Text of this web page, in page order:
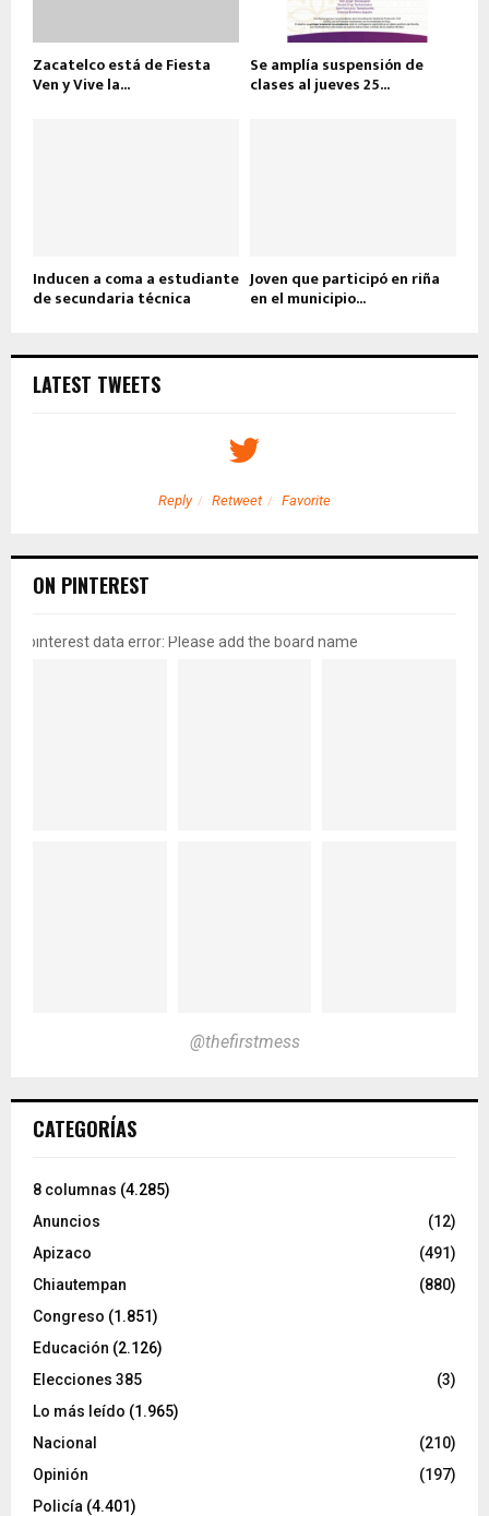
Zacatelco está de Fiesta
Ven y Vive la...
Se amplía suspensión de
clases al jueves 25...
Inducen a coma a estudiante
de secundaria técnica
Joven que participó en riña
en el municipio...
LATEST TWEETS
Reply Retweet Favorite
ON PINTEREST
pinterest data error: Please add the board name
@thefirstmess
CATEGORÍAS
8 columnas (4.285)
Anuncios
(12)
Apizaco
(491)
Chiautempan
(880)
Congreso (1.851)
Educación (2.126)
Elecciones 385
(3)
Lo más leído (1.965)
Nacional
(210)
Opinión
(197)
Policía (4.401)